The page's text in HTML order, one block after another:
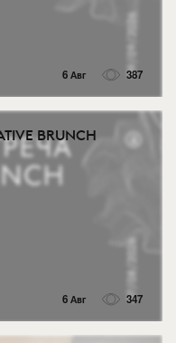
6 Авг 387
BRUNCH
6 Авг 347